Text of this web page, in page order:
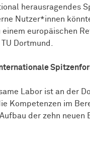
herausragendes
Nutzer*innen
europäischen
Dortmund.
Labor ist an der
Kompetenzen im
der zehn neuen